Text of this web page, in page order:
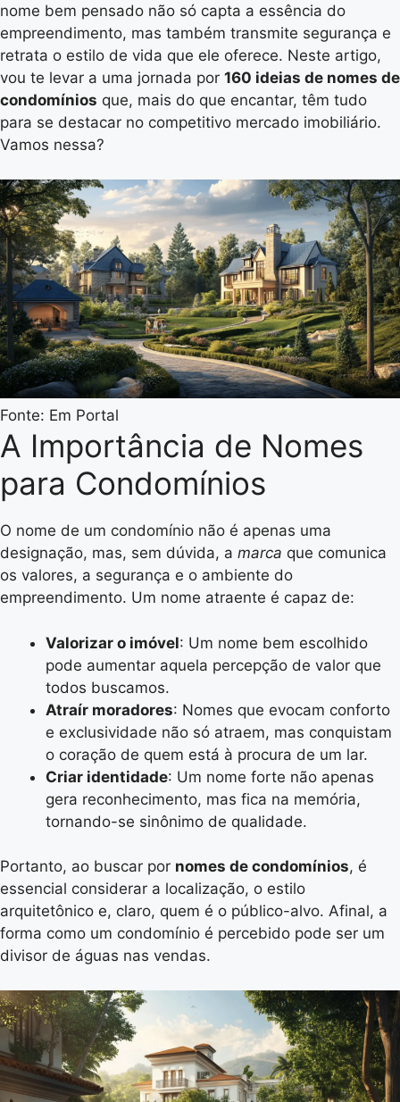
nome bem pensado não só capta a essência do
empreendimento, mas também transmite segurança e
retrata o estilo de vida que ele oferece. Neste artigo,
vou te levar a uma jornada por 160 ideias de nomes de
condomínios que, mais do que encantar, têm tudo
para se destacar no competitivo mercado imobiliário.
Vamos nessa?
Fonte: Em Portal
A Importância de Nomes
para Condomínios
O nome de um condomínio não é apenas uma
designação, mas, sem dúvida, a marca que comunica
os valores, a segurança e o ambiente do
empreendimento. Um nome atraente é capaz de:
Valorizar o imóvel: Um nome bem escolhido
pode aumentar aquela percepção de valor que
todos buscamos.
Atraír moradores: Nomes que evocam conforto
e exclusividade não só atraem, mas conquistam
o coração de quem está à procura de um lar.
Criar identidade: Um nome forte não apenas
gera reconhecimento, mas fica na memória,
tornando-se sinônimo de qualidade.
Portanto, ao buscar por nomes de condomínios, é
essencial considerar a localização, o estilo
arquitetônico e, claro, quem é o público-alvo. Afinal, a
forma como um condomínio é percebido pode ser um
divisor de águas nas vendas.